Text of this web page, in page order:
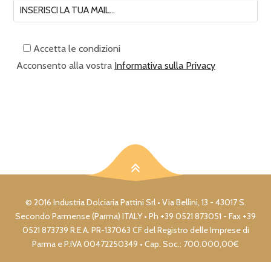
Accetta le condizioni
Acconsento alla vostra Informativa sulla Privacy
© 2016 Industria Dolciaria Pattini Srl • Via Bellini, 13 - 43017 S.
Secondo Parmense (Parma) ITALY • Ph +39 0521 873051 - Fax +39
0521 873739 R.E.A. PR-137063 CF del Registro delle Imprese di
Parma e P.IVA 00472250349 • Cap. Soc.: 700.000,00€